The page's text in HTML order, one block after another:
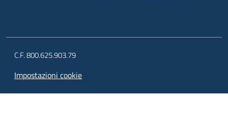
C.F. 800.625.903.79
Impostazioni cookie